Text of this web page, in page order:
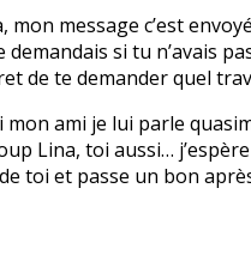
mon message c’est
demandais si tu n’avais
de te demander quel
mon ami je lui parle
Lina, toi aussi…
toi et passe un bon